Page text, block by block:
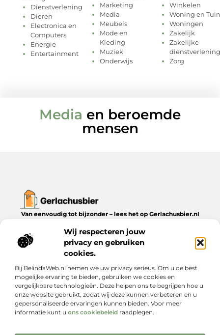
Wij respecteren jouw
privacy en gebruiken
cookies.
Bij BelindaWeb.nl nemen we uw privacy serieus. Om u de best
mogelijke ervaring te bieden, gebruiken we cookies en
vergelijkbare technologieën. Deze helpen ons te begrijpen hoe u
onze website gebruikt, zodat wij deze kunnen verbeteren en u
gepersonaliseerde ervaringen kunnen bieden. Voor meer
informatie kunt u ons cookiebeleid raadplegen.
Dienstverlening
Dieren
Electronica en
Computers
Energie
Entertainment
Marketing
Media
Meubels
Mode en
Kleding
Muziek
Onderwijs
Winkelen
Woning en Tuin
Woningen
Zakelijk
Zakelijke
dienstverlening
Zorg
Media en beroemde
mensen
Van eenvoudig tot bijzonder – lees het op Gerlachusbier.nl
te bieden heeft.
Bericht categorie
Onze informatie